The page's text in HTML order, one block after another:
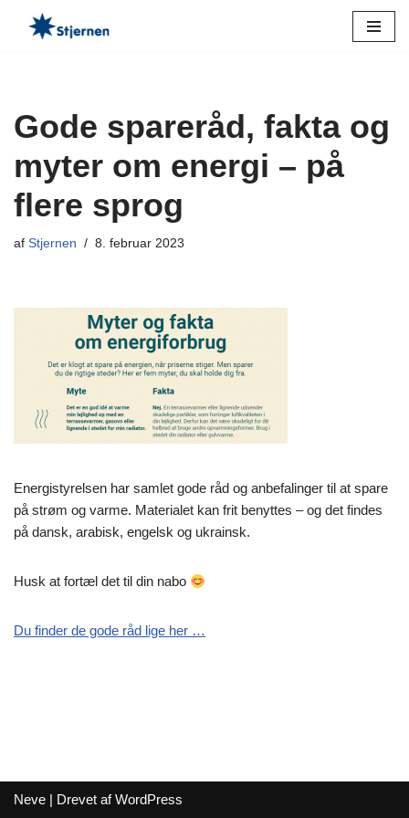
Gode spareråd, fakta og
myter om energi – på
flere sprog
af Stjernen 8. februar 2023
Energistyrelsen har samlet gode råd og anbefalinger til at spare
på strøm og varme. Materialet kan frit benyttes – og det findes
på dansk, arabisk, engelsk og ukrainsk.
Husk at fortæl det til din nabo
Du finder de gode råd lige her …
Neve | Drevet afWordPress